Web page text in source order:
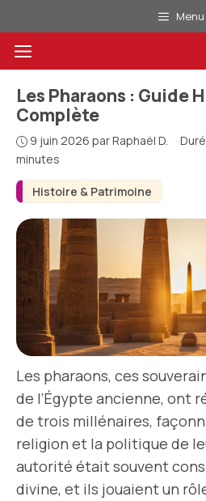
au
contenu
Menu
Menu
Histoire & Patrimoine
Les Pharaons : Guide
Complète
9 juin 2026 parRaphaël D. ·
minutes
Les pharaons, ces
de l’Égypte ancienne, ont
de trois millénaires,
religion et la politique de
autorité était souvent
divine, et ils jouaient un